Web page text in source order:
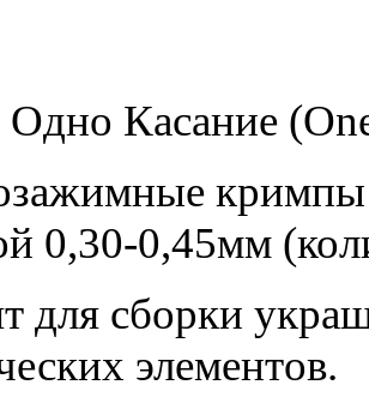
Касание
кримпы
0,30-0,45мм
для сборки
элементов.